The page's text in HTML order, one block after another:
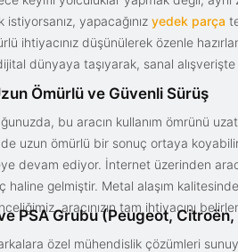
yapacağınız yedek parça
ihtiyacınız düşünülerek özenle
dünyaya taşıyarak, sanal
Ömürlü ve Güvenli Sürüş
bu aracın kullanım ömrünü
uzun ömürlü bir sonuç ortaya
devam ediyor. İnternet üzerinden
gelmiştir. Metal alaşım
aracınızın tam ihtiyacını
PSA Grubu (Peugeot,
özel mühendislik çözümleri